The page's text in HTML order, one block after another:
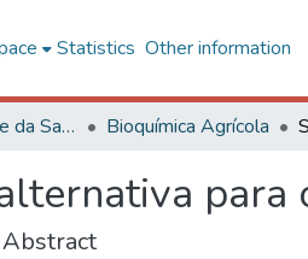
Statistics Other information
Ciências Biológicas e da Saúde Bioquímica Agrícola
Abstract